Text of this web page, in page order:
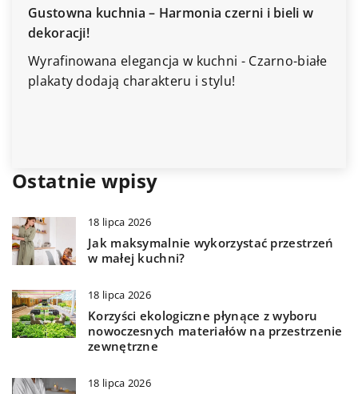
Płytki łazienkowe – płytki drewnopodobne
Wybór odpowiednich płytek do łazienki jest
jednym z ważniejszych elementów aranżacji
tego pomieszczenia.
Ostatnie wpisy
18 lipca 2026
Jak maksymalnie wykorzystać przestrzeń
w małej kuchni?
18 lipca 2026
Korzyści ekologiczne płynące z wyboru
nowoczesnych materiałów na przestrzenie
zewnętrzne
18 lipca 2026